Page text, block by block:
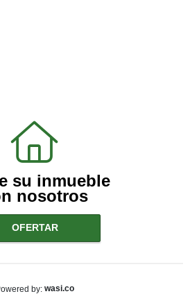
su inmueble
nosotros
OFERTAR
by: wasi.co